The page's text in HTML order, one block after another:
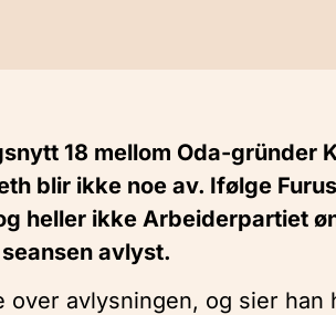
18 mellom Oda-gründer
blir ikke noe av. Ifølge
heller ikke Arbeiderpartiet
avlyst.
avlysningen, og sier han